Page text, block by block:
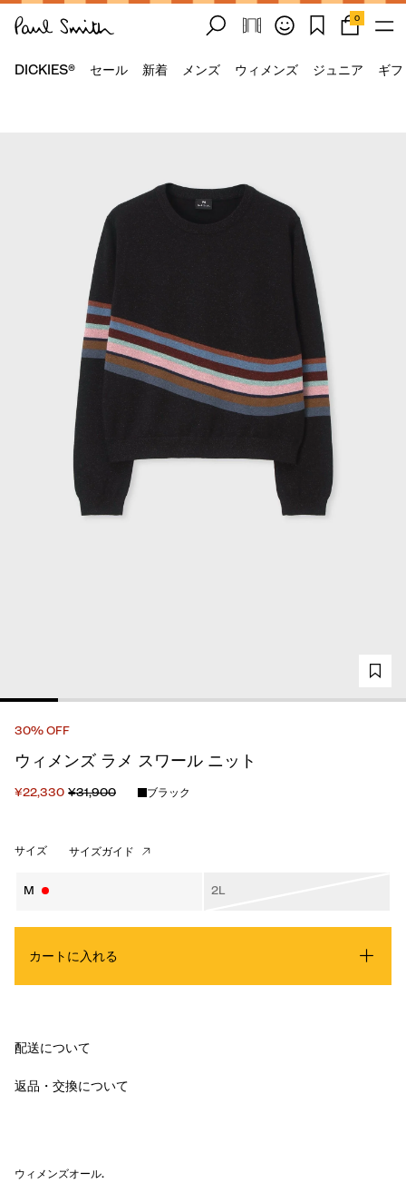
0
DICKIES® セール 新着 メンズ ウィメンズ ジュニア ギ
30% OFF
ウィメンズ ラメ スワール ニット
¥22,330 ¥31,900 ブラック
サイズ サイズガイド
M 2L
カートに入れる
配送について
返品・交換について
ウィメンズオール.